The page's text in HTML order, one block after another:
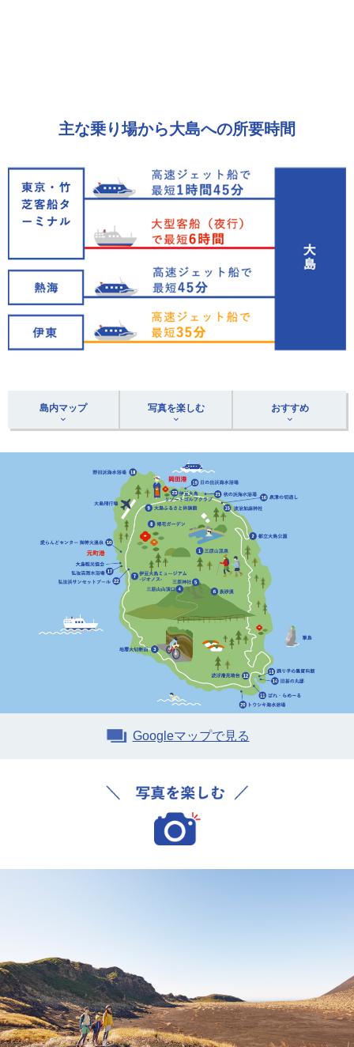
主な乗り場から大島への所要時間
島内マップ 写真を楽しむ おすすめ
Googleマップで見る